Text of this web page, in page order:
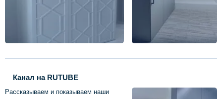
Канал на RUTUBE
Рассказываем и показываем наши